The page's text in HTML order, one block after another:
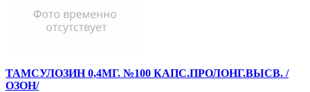
ТАМСУЛОЗИН 0,4МГ. №100 КАПС.ПРОЛОНГ.ВЫСВ. /
ОЗОН/